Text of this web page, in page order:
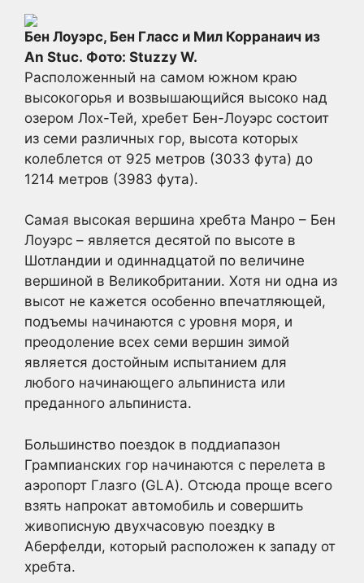
Бен Лоуэрс, Бен Гласс и Мил Корранаич из
An Stuc. Фото: Stuzzy W.
Расположенный на самом южном краю
высокогорья и возвышающийся высоко над
озером Лох-Тей, хребет Бен-Лоуэрс состоит
из семи различных гор, высота которых
колеблется от 925 метров (3033 фута) до
1214 метров (3983 фута).
Самая высокая вершина хребта Манро – Бен
Лоуэрс – является десятой по высоте в
Шотландии и одиннадцатой по величине
вершиной в Великобритании. Хотя ни одна из
высот не кажется особенно впечатляющей,
подъемы начинаются с уровня моря, и
преодоление всех семи вершин зимой
является достойным испытанием для
любого начинающего альпиниста или
преданного альпиниста.
Большинство поездок в поддиапазон
Грампианских гор начинаются с перелета в
аэропорт Глазго (GLA). Отсюда проще всего
взять напрокат автомобиль и совершить
живописную двухчасовую поездку в
Аберфелди, который расположен к западу от
хребта.